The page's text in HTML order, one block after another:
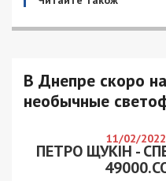
В Днепре скоро
необычные
11/02/
ПЕТРО ЩУКІН -